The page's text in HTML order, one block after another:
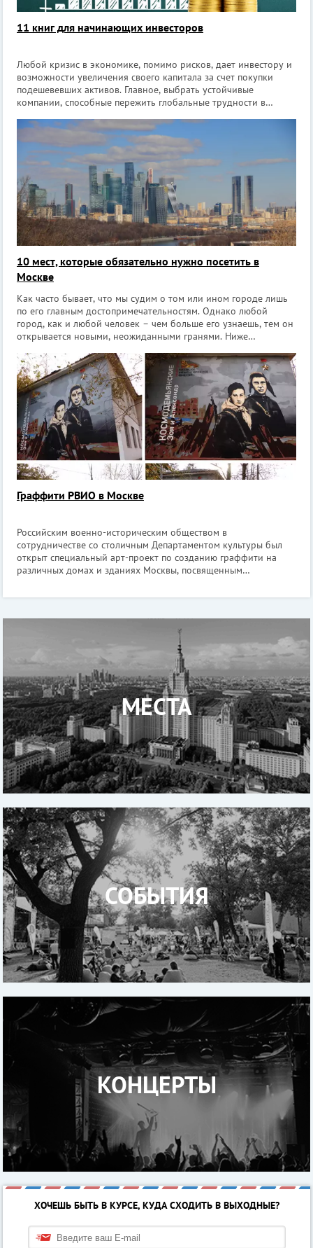
11 книг для начинающих инвесторов
Любой кризис в экономике, помимо рисков, дает инвестору и
возможности увеличения своего капитала за счет покупки
подешевевших активов. Главное, выбрать устойчивые
компании, способные пережить глобальные трудности в
рынок мы подобрали 11 книг,
10 мест, которые обязательно нужно посетить в
Москве
Как часто бывает, что мы судим о том или ином городе лишь
по его главным достопримечательностям. Однако любой
город, как и любой человек – чем больше его узнаешь, тем он
открывается новыми, неожиданными гранями. Ниже
посетить. Они очень интересны
Граффити РВИО в Москве
Российским военно-историческим обществом в
сотрудничестве со столичным Департаментом культуры был
открыт специальный арт-проект по созданию граффити на
различных домах и зданиях Москвы, посвященным
жизнь более 10 изображений, ставших напомина
МЕСТА
СОБЫТИЯ
КОНЦЕРТЫ
ХОЧЕШЬ БЫТЬ В КУРСЕ, КУДА СХОДИТЬ В ВЫХОДНЫЕ?